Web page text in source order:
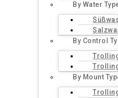
By Water
By Control
By Mount